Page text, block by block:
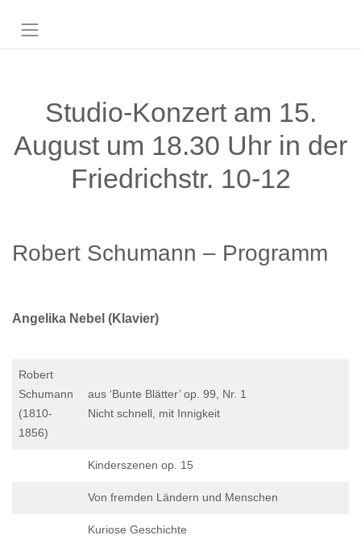
Studio-Konzert am 15.
August um 18.30 Uhr in der
Friedrichstr. 10-12
Robert Schumann – Programm
Angelika Nebel (Klavier)
Robert
Schumann
(1810-
1856)
aus ‘Bunte Blätter’ op. 99, Nr. 1
Nicht schnell, mit Innigkeit
Kinderszenen op. 15
Von fremden Ländern und Menschen
Kuriose Geschichte